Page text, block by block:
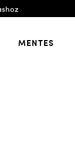
MENTES